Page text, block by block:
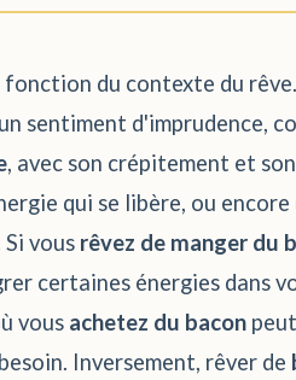
du contexte du
sentiment d'imprudence,
, avec son crépitement et
qui se libère, ou
vous rêvez de manger du
certaines énergies dans
vous achetez du bacon
Inversement, rêver de